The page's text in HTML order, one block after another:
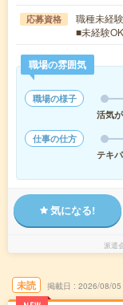
応募資格
職種未経
■未経験OK
職場の雰囲気
職場の様子
活気
仕事の仕方
テキ
気になる!
派遣
未読 掲載日 2026/08/05